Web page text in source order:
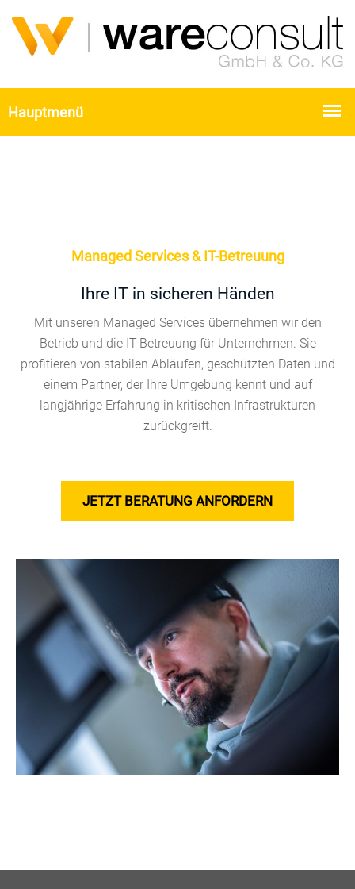
Managed Services & IT-Betreuung
Ihre IT in sicheren Händen
Mit unseren Managed Services übernehmen wir den
Betrieb und die IT-Betreuung für Unternehmen. Sie
profitieren von stabilen Abläufen, geschützten Daten und
einem Partner, der Ihre Umgebung kennt und auf
langjährige Erfahrung in kritischen Infrastrukturen
zurückgreift.
JETZT BERATUNG ANFORDERN